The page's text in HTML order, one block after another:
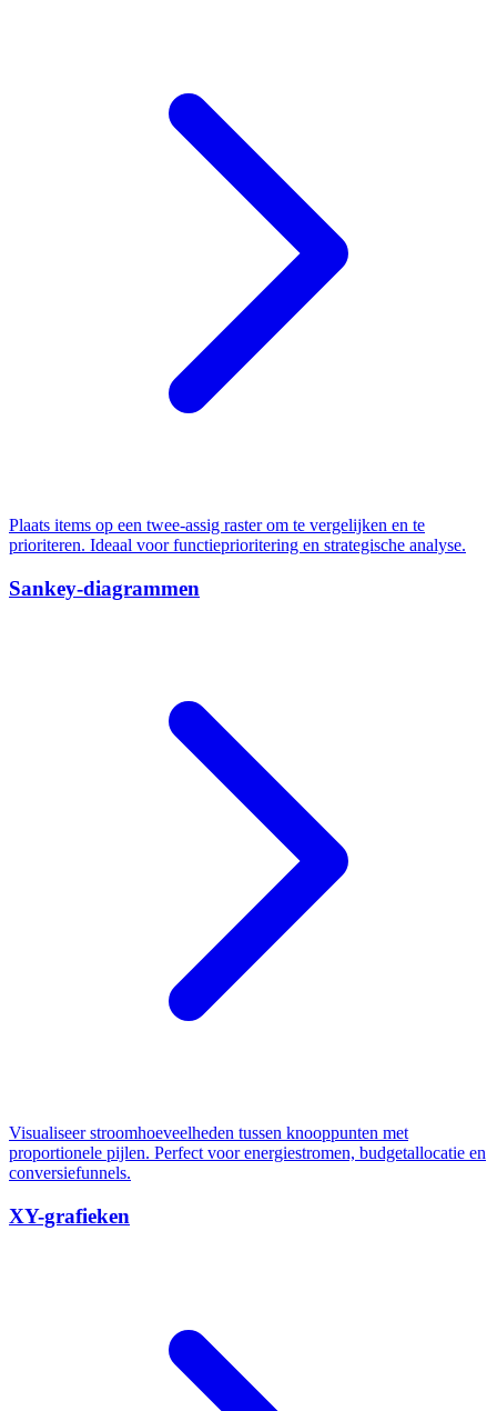
Plaats items op een twee-assig raster om te vergelijken en te
prioriteren. Ideaal voor functieprioritering en strategische analyse.
Sankey-diagrammen
Visualiseer stroomhoeveelheden tussen knooppunten met
proportionele pijlen. Perfect voor energiestromen, budgetallocatie en
conversiefunnels.
XY-grafieken